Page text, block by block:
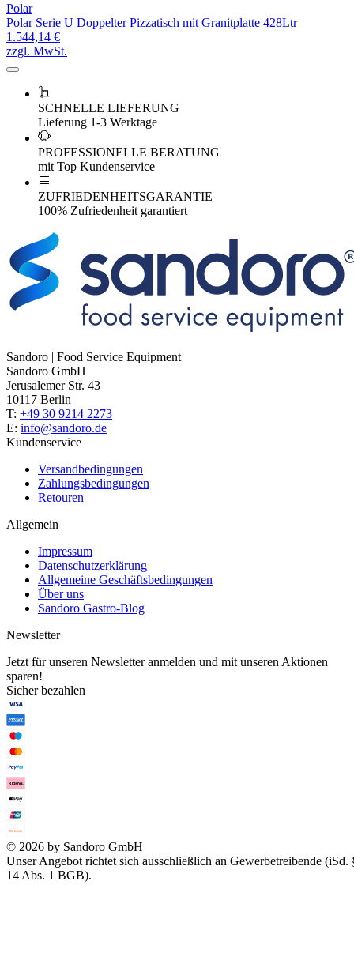
Polar
Polar Serie U Doppelter Pizzatisch mit Granitplatte 428Ltr
1.544,14 €
zzgl. MwSt.
SCHNELLE LIEFERUNG
Lieferung 1-3 Werktage
PROFESSIONELLE BERATUNG
mit Top Kundenservice
ZUFRIEDENHEITSGARANTIE
100% Zufriedenheit garantiert
Sandoro | Food Service Equipment
Sandoro GmbH
Jerusalemer Str. 43
10117 Berlin
T: +49 30 9214 2273
E: info@sandoro.de
Kundenservice
Versandbedingungen
Zahlungsbedingungen
Retouren
Allgemein
Impressum
Datenschutzerklärung
Allgemeine Geschäftsbedingungen
Über uns
Sandoro Gastro-Blog
Newsletter
Jetzt für unseren Newsletter anmelden und mit unseren Aktionen
sparen!
Sicher bezahlen
© 2026 by Sandoro GmbH
Unser Angebot richtet sich ausschließlich an Gewerbetreibende (iSd.
14 Abs. 1 BGB).